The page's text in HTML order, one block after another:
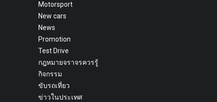
Motorsport
New cars
News
Promotion
Test Drive
กฎหมายจราจรควรรู้
กิจกรรม
ขับรถเที่ยว
ข่าวในประเทศ